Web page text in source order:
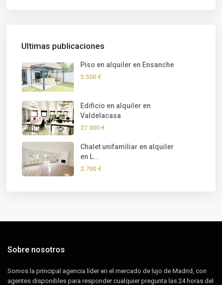
Ultimas publicaciones
Piso en alquiler en Ensanche
3.500 €
Edificio en alquiler en
Valdelacasa
27.000 €
Chalet unifamiliar en alquiler
en L...
2.700 €
Sobre nosotros
Somos la principal agencia líder en el mercado de lujo de Madrid, con
agentes disponibles para responder cualquier pregunta las 24 horas del